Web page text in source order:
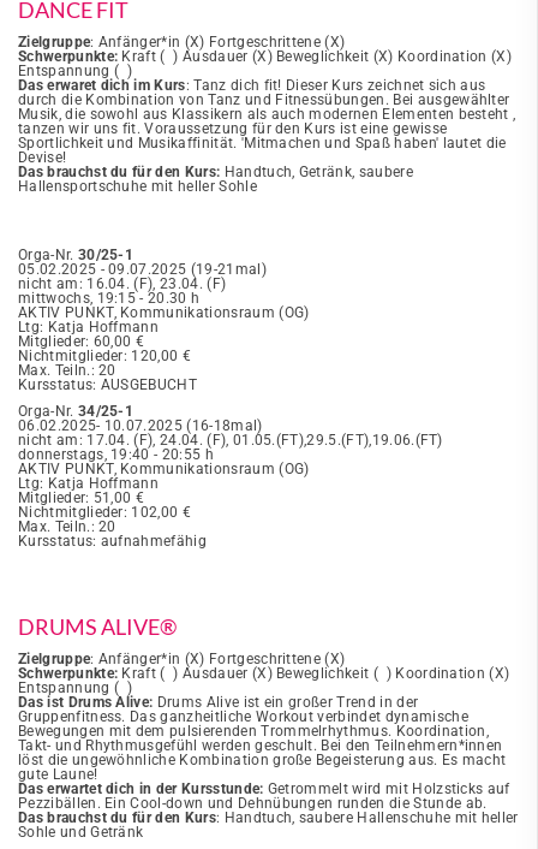
DANCE FIT
Zielgruppe: Anfänger*in (X) Fortgeschrittene (X)
Schwerpunkte: Kraft ( ) Ausdauer (X) Beweglichkeit (X) Koordination (X)
Entspannung ( )
Das erwaret dich im Kurs: Tanz dich fit! Dieser Kurs zeichnet sich aus
durch die Kombination von Tanz und Fitnessübungen. Bei ausgewählter
Musik, die sowohl aus Klassikern als auch modernen Elementen besteht ,
tanzen wir uns fit. Voraussetzung für den Kurs ist eine gewisse
Sportlichkeit und Musikaffinität. 'Mitmachen und Spaß haben' lautet die
Devise!
Das brauchst du für den Kurs: Handtuch, Getränk, saubere
Hallensportschuhe mit heller Sohle
Orga-Nr. 30/25-1
05.02.2025 - 09.07.2025 (19-21mal)
nicht am: 16.04. (F), 23.04. (F)
mittwochs, 19:15 - 20.30 h
AKTIV PUNKT, Kommunikationsraum (OG)
Ltg: Katja Hoffmann
Mitglieder: 60,00 €
Nichtmitglieder: 120,00 €
Max. Teiln.: 20
Kursstatus: AUSGEBUCHT
Orga-Nr. 34/25-1
06.02.2025- 10.07.2025 (16-18mal)
nicht am: 17.04. (F), 24.04. (F), 01.05.(FT),29.5.(FT),19.06.(FT)
donnerstags, 19:40 - 20:55 h
AKTIV PUNKT, Kommunikationsraum (OG)
Ltg: Katja Hoffmann
Mitglieder: 51,00 €
Nichtmitglieder: 102,00 €
Max. Teiln.: 20
Kursstatus: aufnahmefähig
DRUMS ALIVE®
Zielgruppe: Anfänger*in (X) Fortgeschrittene (X)
Schwerpunkte: Kraft ( ) Ausdauer (X) Beweglichkeit ( ) Koordination (X)
Entspannung ( )
Das ist Drums Alive: Drums Alive ist ein großer Trend in der
Gruppenfitness. Das ganzheitliche Workout verbindet dynamische
Bewegungen mit dem pulsierenden Trommelrhythmus. Koordination,
Takt- und Rhythmusgefühl werden geschult. Bei den Teilnehmern*innen
löst die ungewöhnliche Kombination große Begeisterung aus. Es macht
gute Laune!
Das erwartet dich in der Kursstunde: Getrommelt wird mit Holzsticks auf
Pezzibällen. Ein Cool-down und Dehnübungen runden die Stunde ab.
Das brauchst du für den Kurs: Handtuch, saubere Hallenschuhe mit heller
Sohle und Getränk